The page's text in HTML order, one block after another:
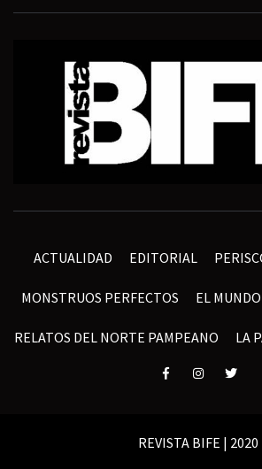
ACTUALIDAD EDITORIAL
MONSTRUOS PERFECTOS EL
RELATOS DEL NORTE PAMPEANO LA
ElementoElemento
REVISTA BIFE | 2020